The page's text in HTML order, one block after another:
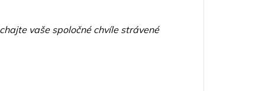
vaše spoločné chvíle strávené